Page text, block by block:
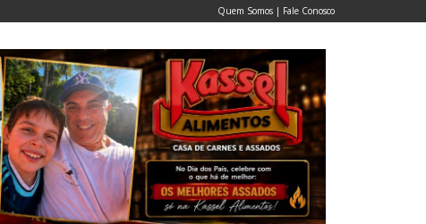
Quem Somos | Fale Conosco